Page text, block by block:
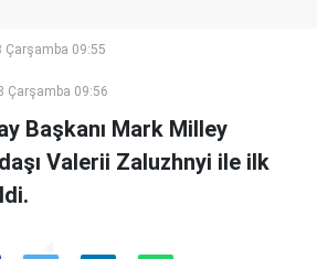
Çarşamba 09:55
Çarşamba 09:56
Başkanı Mark Milley
Valerii Zaluzhnyi ile ilk